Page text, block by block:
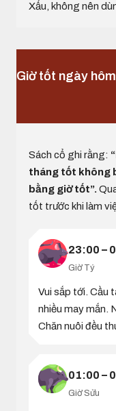
Xấu, không nên
Giờ tốt ngày
Sách cổ ghi rằng:
tháng tốt không
bằng giờ tốt”.
tốt trước khi làm
23:00 –
Giờ Tý
Vui sắp tới. Cầu
nhiều may mắn.
Chăn nuôi đều
01:00 –
Giờ Sửu